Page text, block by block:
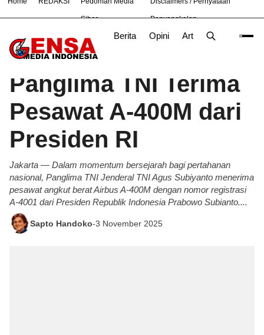
Siber Penyangkalan
Berita Opini Artikel
# Bandung Bekasi Nasional News TNI
Beranda/Berita
Panglima TNI Terima
Pesawat A-400M dari
Presiden RI
Jakarta — Dalam momentum bersejarah bagi pertahanan
nasional, Panglima TNI Jenderal TNI Agus Subiyanto menerima
pesawat angkut berat Airbus A-400M dengan nomor registrasi
A-4001 dari Presiden Republik Indonesia Prabowo Subianto....
Sapto Handoko-3 November 2025